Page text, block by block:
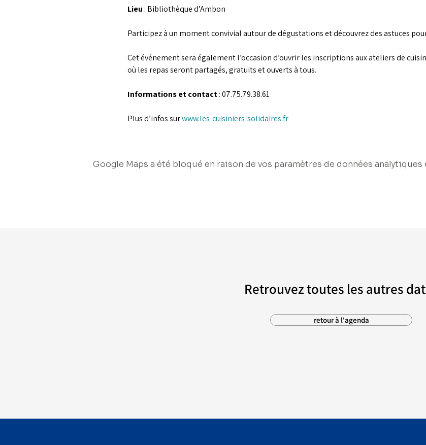
Lieu : Bibliothèque d’Ambon
Participez à un moment convivial autour de dégustations et découvrez des astuces
Cet événement sera également l’occasion d’ouvrir les inscriptions aux ateliers de
où les repas seront partagés, gratuits et ouverts à tous.
Informations et contact : 07.75.79.38.61
Plus d’infos sur www.les-cuisiniers-solidaires.fr
Google Maps a été bloqué en raison de vos paramètres de données
Retrouvez toutes les autres
retour à l'agenda